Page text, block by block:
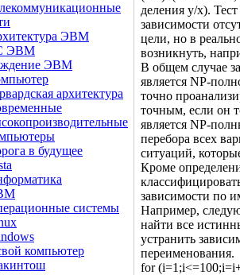
ЭВМ
ЭВМ
ЭВМ
архитектура
в будущее
системы
компьютер
деления y/x).
зависимости
цели, но в
возникнуть,
В общем случае
является NP-
точно
точным, если он
является NP-
перебора всех
ситуаций,
Кроме
зависимости по
Например,
найти все
устранить
переименования.
for